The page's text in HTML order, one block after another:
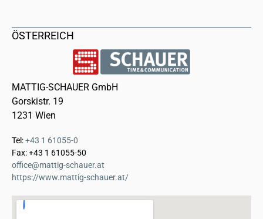
ÖSTERREICH
MATTIG-SCHAUER GmbH
Gorskistr. 19
1231 Wien
Tel:+43 1 61055-0
Fax: +43 1 61055-50
office@mattig-schauer.at
https://www.mattig-schauer.at/